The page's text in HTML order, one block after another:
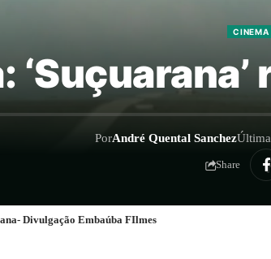
CINEMA
PorAndré Quental Sanchez
Share
Divulgação Embaúba FIlmes